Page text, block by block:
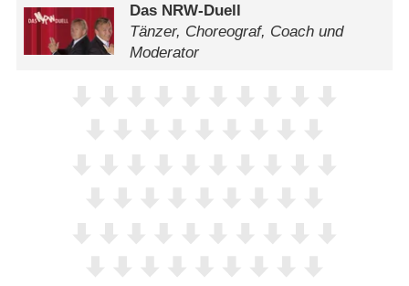
Das NRW-Duell
Tänzer, Choreograf, Coach und
Moderator